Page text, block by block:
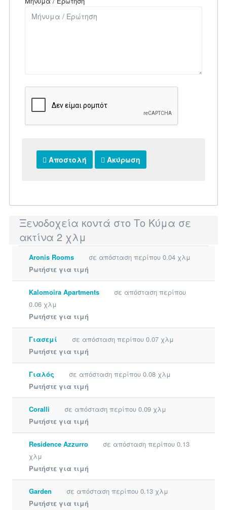
Αποστολή Ακύρωση
Ξενοδοχεία κοντά στο Το Κύμα σε
ακτίνα 2 χλμ
Aronis Rooms
σε απόσταση περίπου 0.04 χλμ
Ρωτήστε για τιμή
Kalomoira Apartments
σε απόσταση περίπου
0.06 χλμ
Ρωτήστε για τιμή
Γιασεμί
σε απόσταση περίπου 0.07 χλμ
Ρωτήστε για τιμή
Γιαλός
σε απόσταση περίπου 0.08 χλμ
Ρωτήστε για τιμή
Coralli
σε απόσταση περίπου 0.09 χλμ
Ρωτήστε για τιμή
Residence Azzurro
σε απόσταση περίπου 0.13
χλμ
Ρωτήστε για τιμή
Garden
σε απόσταση περίπου 0.13 χλμ
Ρωτήστε για τιμή